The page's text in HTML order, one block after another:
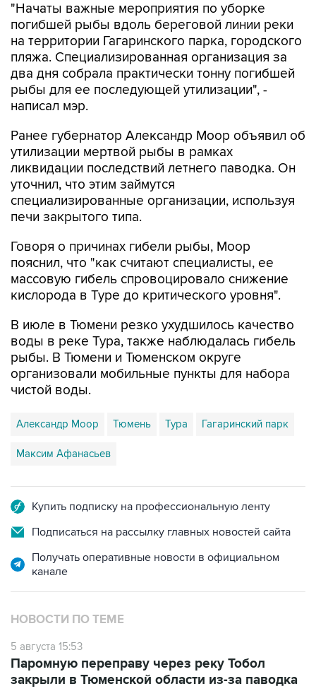
"Начаты важные мероприятия по уборке
погибшей рыбы вдоль береговой линии реки
на территории Гагаринского парка, городского
пляжа. Специализированная организация за
два дня собрала практически тонну погибшей
рыбы для ее последующей утилизации", -
написал мэр.
Ранее губернатор Александр Моор объявил об
утилизации мертвой рыбы в рамках
ликвидации последствий летнего паводка. Он
уточнил, что этим займутся
специализированные организации, используя
печи закрытого типа.
Говоря о причинах гибели рыбы, Моор
пояснил, что "как считают специалисты, ее
массовую гибель спровоцировало снижение
кислорода в Туре до критического уровня".
В июле в Тюмени резко ухудшилось качество
воды в реке Тура, также наблюдалась гибель
рыбы. В Тюмени и Тюменском округе
организовали мобильные пункты для набора
чистой воды.
Александр Моор Тюмень Тура Гагаринский парк
Максим Афанасьев
Купить подписку на профессиональную ленту
Подписаться на рассылку главных новостей сайта
Получать оперативные новости в официальном
канале
НОВОСТИ ПО ТЕМЕ
5 августа 15:53
Паромную переправу через реку Тобол
закрыли в Тюменской области из-за паводка